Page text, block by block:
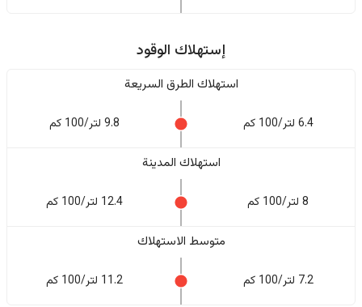
إستهلاك الوقود
استهلاك الطرق السريعة
6.4 لتر/100 كم 9.8 لتر/100 كم
استهلاك المدينة
8 لتر/100 كم 12.4 لتر/100 كم
متوسط الاستهلاك
7.2 لتر/100 كم 11.2 لتر/100 كم